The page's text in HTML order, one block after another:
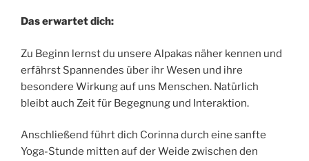
Das erwartet dich:
Zu Beginn lernst du unsere Alpakas näher kennen und
erfährst Spannendes über ihr Wesen und ihre
besondere Wirkung auf uns Menschen. Natürlich
bleibt auch Zeit für Begegnung und Interaktion.
Anschließend führt dich Corinna durch eine sanfte
Yoga-Stunde mitten auf der Weide zwischen den